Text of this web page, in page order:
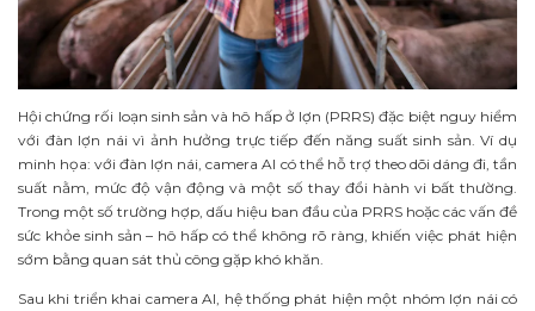
Hội chứng rối loạn sinh sản và hô hấp ở lợn (PRRS) đặc biệt nguy hiểm
với đàn lợn nái vì ảnh hưởng trực tiếp đến năng suất sinh sản. Ví dụ
minh họa: với đàn lợn nái, camera AI có thể hỗ trợ theo dõi dáng đi, tần
suất nằm, mức độ vận động và một số thay đổi hành vi bất thường.
Trong một số trường hợp, dấu hiệu ban đầu của PRRS hoặc các vấn đề
sức khỏe sinh sản – hô hấp có thể không rõ ràng, khiến việc phát hiện
sớm bằng quan sát thủ công gặp khó khăn.
Sau khi triển khai camera AI, hệ thống phát hiện một nhóm lợn nái có